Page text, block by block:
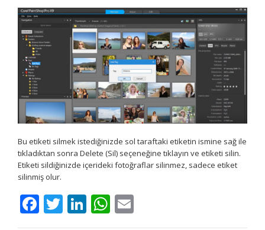
Bu etiketi silmek istediğinizde sol taraftaki etiketin ismine sağ ile
tıkladıktan sonra Delete (Sil) seçeneğine tıklayın ve etiketi silin.
Etiketi sildiğinizde içerideki fotoğraflar silinmez, sadece etiket
silinmiş olur.
Facebook
Twitter
LinkedIn
WhatsApp